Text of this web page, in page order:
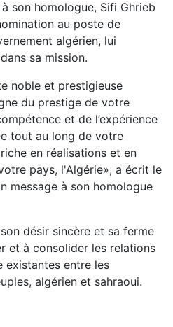
son homologue, Sifi Ghrieb
au poste de
algérien, lui
sa mission.
noble et prestigieuse
du prestige de votre
et de l’expérience
tout au long de votre
en réalisations et en
pays, l'Algérie», a écrit le
message à son homologue
désir sincère et sa ferme
et à consolider les relations
existantes entre les
algérien et sahraoui.